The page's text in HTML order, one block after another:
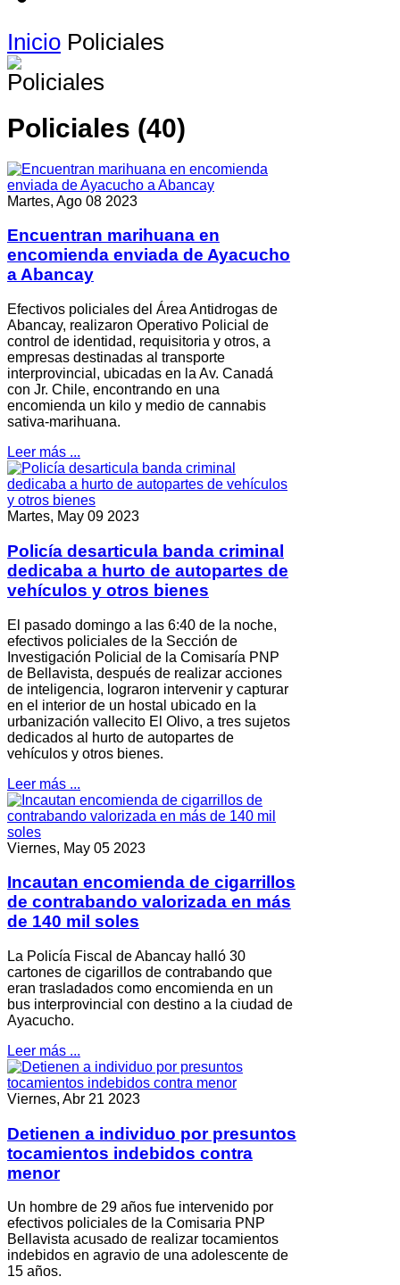
Inicio Policiales
Policiales (40)
Martes, Ago 08 2023
Encuentran marihuana en
encomienda enviada de Ayacucho
a Abancay
Efectivos policiales del Área Antidrogas de
Abancay, realizaron Operativo Policial de
control de identidad, requisitoria y otros, a
empresas destinadas al transporte
interprovincial, ubicadas en la Av. Canadá
con Jr. Chile, encontrando en una
encomienda un kilo y medio de cannabis
sativa-marihuana.
Leer más ...
Martes, May 09 2023
Policía desarticula banda criminal
dedicaba a hurto de autopartes de
vehículos y otros bienes
El pasado domingo a las 6:40 de la noche,
efectivos policiales de la Sección de
Investigación Policial de la Comisaría PNP
de Bellavista, después de realizar acciones
de inteligencia, lograron intervenir y capturar
en el interior de un hostal ubicado en la
urbanización vallecito El Olivo, a tres sujetos
dedicados al hurto de autopartes de
vehículos y otros bienes.
Leer más ...
Viernes, May 05 2023
Incautan encomienda de cigarrillos
de contrabando valorizada en más
de 140 mil soles
La Policía Fiscal de Abancay halló 30
cartones de cigarillos de contrabando que
eran trasladados como encomienda en un
bus interprovincial con destino a la ciudad de
Ayacucho.
Leer más ...
Viernes, Abr 21 2023
Detienen a individuo por presuntos
tocamientos indebidos contra
menor
Un hombre de 29 años fue intervenido por
efectivos policiales de la Comisaria PNP
Bellavista acusado de realizar tocamientos
indebidos en agravio de una adolescente de
15 años.